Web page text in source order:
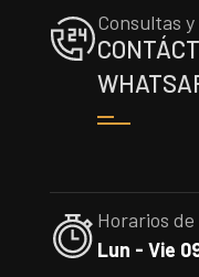
Consultas
Horarios
Lun - Vie